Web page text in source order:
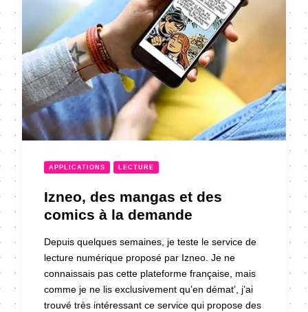
APPLICATIONS LECTURE
Izneo, des mangas et des
comics à la demande
Depuis quelques semaines, je teste le service de
lecture numérique proposé par Izneo. Je ne
connaissais pas cette plateforme française, mais
comme je ne lis exclusivement qu’en démat’, j’ai
trouvé très intéressant ce service qui propose des